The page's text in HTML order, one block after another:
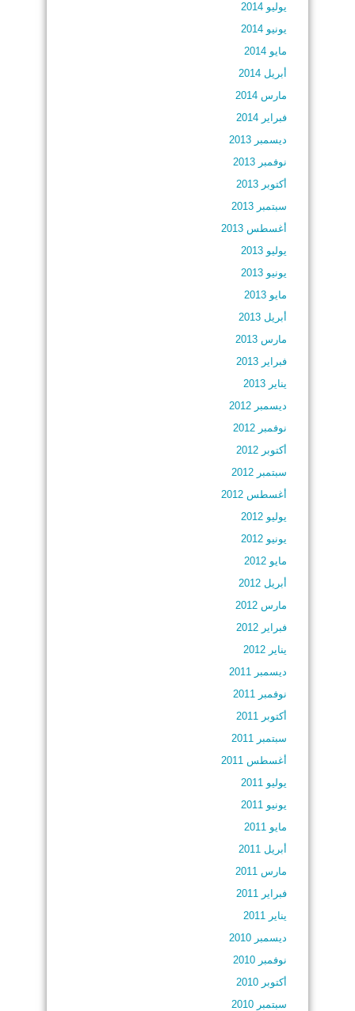
يوليو 2014
يونيو 2014
مايو 2014
أبريل 2014
مارس 2014
فبراير 2014
ديسمبر 2013
نوفمبر 2013
أكتوبر 2013
سبتمبر 2013
أغسطس 2013
يوليو 2013
يونيو 2013
مايو 2013
أبريل 2013
مارس 2013
فبراير 2013
يناير 2013
ديسمبر 2012
نوفمبر 2012
أكتوبر 2012
سبتمبر 2012
أغسطس 2012
يوليو 2012
يونيو 2012
مايو 2012
أبريل 2012
مارس 2012
فبراير 2012
يناير 2012
ديسمبر 2011
نوفمبر 2011
أكتوبر 2011
سبتمبر 2011
أغسطس 2011
يوليو 2011
يونيو 2011
مايو 2011
أبريل 2011
مارس 2011
فبراير 2011
يناير 2011
ديسمبر 2010
نوفمبر 2010
أكتوبر 2010
سبتمبر 2010